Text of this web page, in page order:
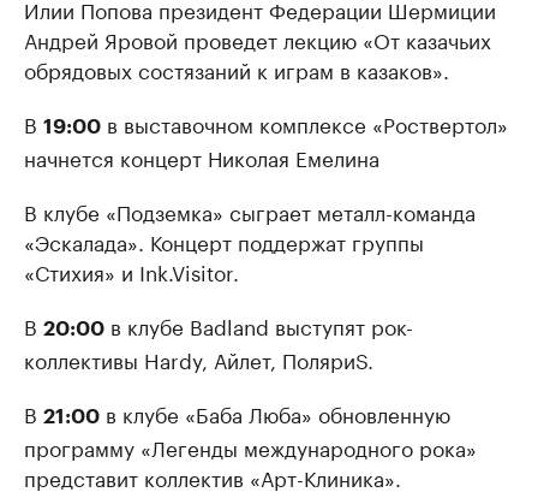
Илии Попова президент Федерации Шермиции
Андрей Яровой проведет лекцию «От казачьих
обрядовых состязаний к играм в казаков».
В 19:00 в выставочном комплексе «Роствертол»
начнется концерт Николая Емелина
В клубе «Подземка» сыграет металл-команда
«Эскалада». Концерт поддержат группы
«Стихия» и Ink.Visitor.
В 20:00 в клубе Badland выступят рок-
коллективы Hardy, Айлет, ПоляриS.
В 21:00 в клубе «Баба Люба» обновленную
программу «Легенды международного рока»
представит коллектив «Арт-Клиника».